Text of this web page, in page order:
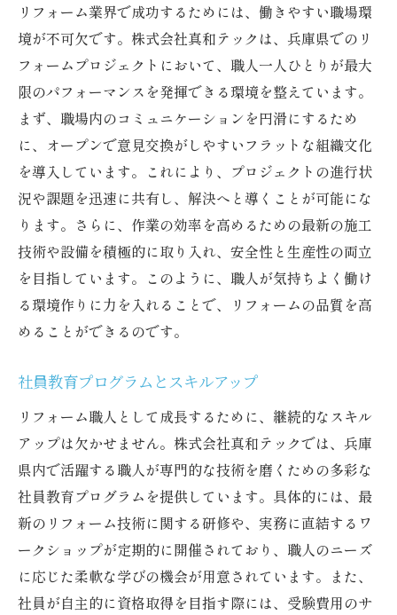
リフォーム業界で成功するためには、働きやすい職場環
境が不可欠です。株式会社真和テックは、兵庫県でのリ
フォームプロジェクトにおいて、職人一人ひとりが最大
限のパフォーマンスを発揮できる環境を整えています。
まず、職場内のコミュニケーションを円滑にするため
に、オープンで意見交換がしやすいフラットな組織文化
を導入しています。これにより、プロジェクトの進行状
況や課題を迅速に共有し、解決へと導くことが可能にな
ります。さらに、作業の効率を高めるための最新の施工
技術や設備を積極的に取り入れ、安全性と生産性の両立
を目指しています。このように、職人が気持ちよく働け
る環境作りに力を入れることで、リフォームの品質を高
めることができるのです。
社員教育プログラムとスキルアップ
リフォーム職人として成長するために、継続的なスキル
アップは欠かせません。株式会社真和テックでは、兵庫
県内で活躍する職人が専門的な技術を磨くための多彩な
社員教育プログラムを提供しています。具体的には、最
新のリフォーム技術に関する研修や、実務に直結するワ
ークショップが定期的に開催されており、職人のニーズ
に応じた柔軟な学びの機会が用意されています。また、
社員が自主的に資格取得を目指す際には、受験費用のサ